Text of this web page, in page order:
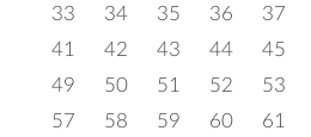
33
34 35 36 37
41
42 43 44 45
49
50 51 52 53
57
58 59 60 61